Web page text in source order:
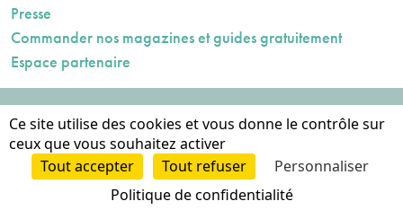
Presse
Commander nos magazines et guides gratuitement
Espace partenaire
Mentions légales
Données personnelles
Cookies
Conception et hébergement AXN2023-2026
Ce site utilise des cookies et vous donne le contrôle sur
ceux que vous souhaitez activer
Tout accepter
Tout refuser
Personnaliser
Politique de confidentialité